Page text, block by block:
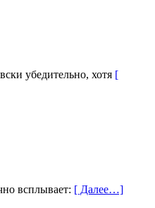
убедительно, хотя [
всплывает: [ Далее…]